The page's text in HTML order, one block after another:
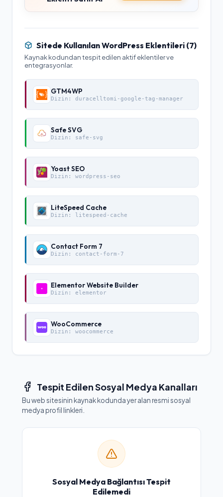
Sitede Kullanılan WordPress Eklentileri (7)
Kaynak kodundan tespit edilen aktif eklentiler ve
entegrasyonlar.
GTM4WP
Dizin: duracelltomi-google-tag-manager
Safe SVG
Dizin: safe-svg
Yoast SEO
Dizin: wordpress-seo
LiteSpeed Cache
Dizin: litespeed-cache
Contact Form 7
Dizin: contact-form-7
Elementor Website Builder
Dizin: elementor
WooCommerce
Dizin: woocommerce
Tespit Edilen Sosyal Medya Kanalları
Bu web sitesinin kaynak kodunda yer alan resmi sosyal
medya profil linkleri.
Sosyal Medya Bağlantısı Tespit
Edilemedi